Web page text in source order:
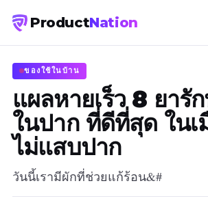
ProductNation
ของใช้ในบ้าน
แผลหายเร็ว 8 ยารั
ในปาก ที่ดีที่สุด ในเ
ไม่แสบปาก
วันนี้เรามีผักที่ช่วยแก้ร้อน&#